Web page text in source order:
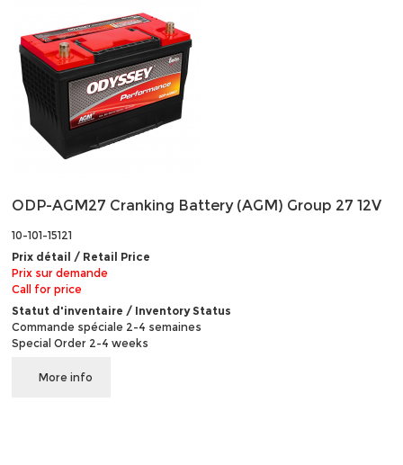
ODP-AGM27 Cranking Battery (AGM) Group 27 12V
10-101-15121
Prix détail / Retail Price
Prix sur demande
Call for price
Statut d'inventaire / Inventory Status
Commande spéciale 2-4 semaines
Special Order 2-4 weeks
More info